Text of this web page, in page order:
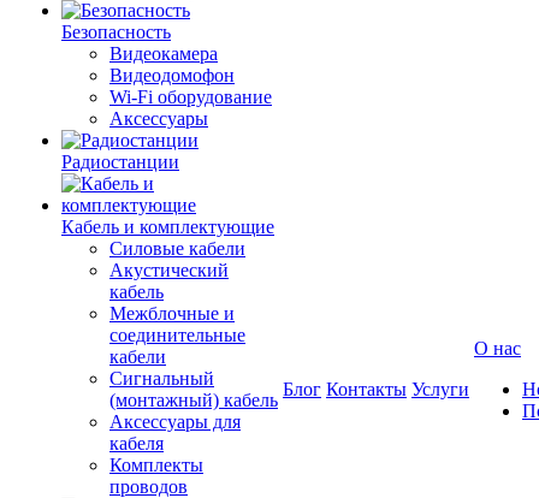
Безопасность
Видеокамера
Видеодомофон
Wi-Fi оборудование
Аксессуары
Радиостанции
Кабель и комплектующие
Силовые кабели
Акустический
кабель
Межблочные и
соединительные
кабели
Сигнальный
(монтажный) кабель
Аксессуары для
кабеля
Комплекты
проводов
Блог Контакты Услуги
О нас